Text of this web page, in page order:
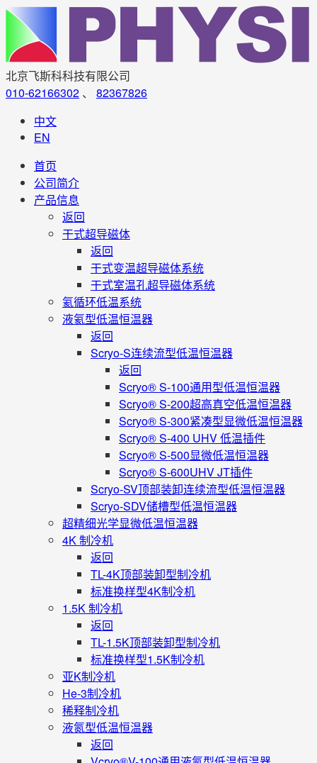
北京飞斯科科技有限公司
010-62166302 、 82367826
中文
EN
首页
公司简介
产品信息
返回
干式超导磁体
返回
干式变温超导磁体系统
干式室温孔超导磁体系统
氦循环低温系统
液氦型低温恒温器
返回
Scryo-S连续流型低温恒温器
返回
Scryo® S-100通用型低温恒温器
Scryo® S-200超高真空低温恒温器
Scryo® S-300紧凑型显微低温恒温器
Scryo® S-400 UHV 低温插件
Scryo® S-500显微低温恒温器
Scryo® S-600UHV JT插件
Scryo-SV顶部装卸连续流型低温恒温器
Scryo-SDV储槽型低温恒温器
超精细光学显微低温恒温器
4K 制冷机
返回
TL-4K顶部装卸型制冷机
标准换样型4K制冷机
1.5K 制冷机
返回
TL-1.5K顶部装卸型制冷机
标准换样型1.5K制冷机
亚K制冷机
He-3制冷机
稀释制冷机
液氮型低温恒温器
返回